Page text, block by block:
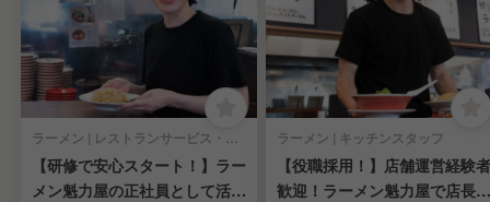
ラーメン | レストランサービス・ホールスタッフ
【研修で安心スタート！】ラー
メン魁力屋の正社員として活躍
ラーメン | キッチンスタッフ
【役職採用！】店舗運営経験者
歓迎！ラーメン魁力屋で店長候